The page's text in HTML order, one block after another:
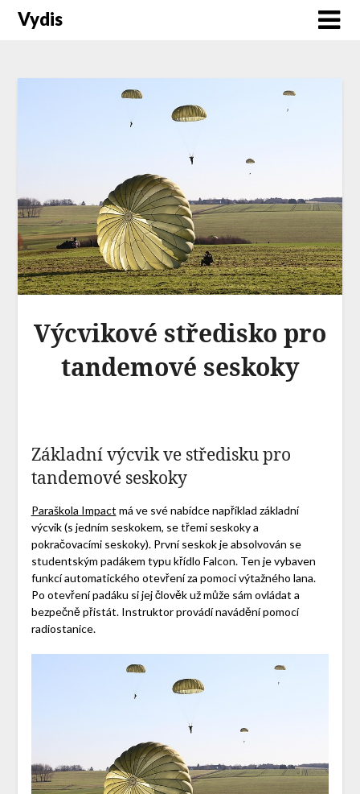
Vydis
Výcvikové středisko pro
tandemové seskoky
Základní výcvik ve středisku pro
tandemové seskoky
Paraškola Impact má ve své nabídce například základní
výcvik (s jedním seskokem, se třemi seskoky a
pokračovacími seskoky). První seskok je absolvován se
studentským padákem typu křídlo Falcon. Ten je vybaven
funkcí automatického otevření za pomoci výtažného lana.
Po otevření padáku si jej člověk už může sám ovládat a
bezpečně přistát. Instruktor provádí navádění pomocí
radiostanice.